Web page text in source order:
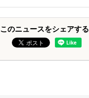
このニュースをシェアする